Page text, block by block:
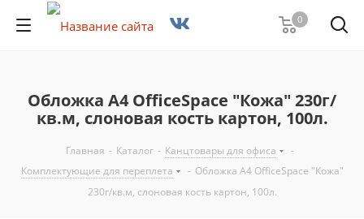
0
Обложка А4 OfficeSpace "Кожа" 230г/
кв.м, слоновая кость картон, 100л.
Главная - Каталог - Канцтовары для офиса
-
Комплектующие для переплета
- Обложка А4 OfficeSpace "Кожа"
230г/кв.м, слоновая кость картон, 100л.